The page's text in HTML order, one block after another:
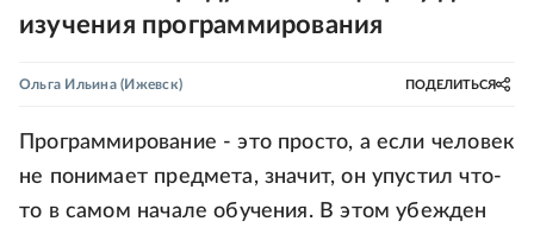
изучения программирования
Ольга Ильина(Ижевск) ПОДЕЛИТЬСЯ
Программирование - это просто, а если человек
не понимает предмета, значит, он упустил что-
то в самом начале обучения. В этом убежден